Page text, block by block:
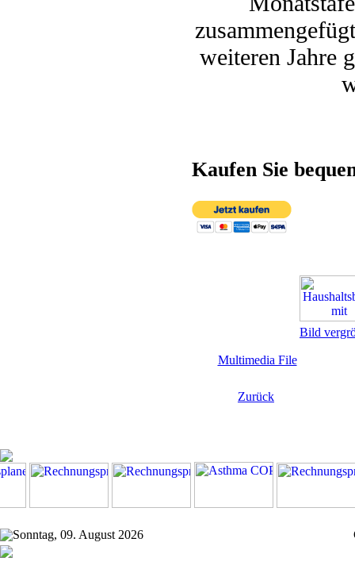
weiteren Jahre
Kaufen Sie
Bild
Multimedia File
Zurück
Sonntag, 09. August 2026